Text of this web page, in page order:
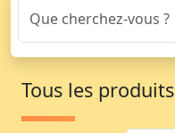
Tous les produits